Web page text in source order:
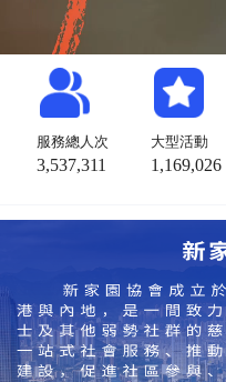
服務總人次
3,537,311
大型活動
1,169,026